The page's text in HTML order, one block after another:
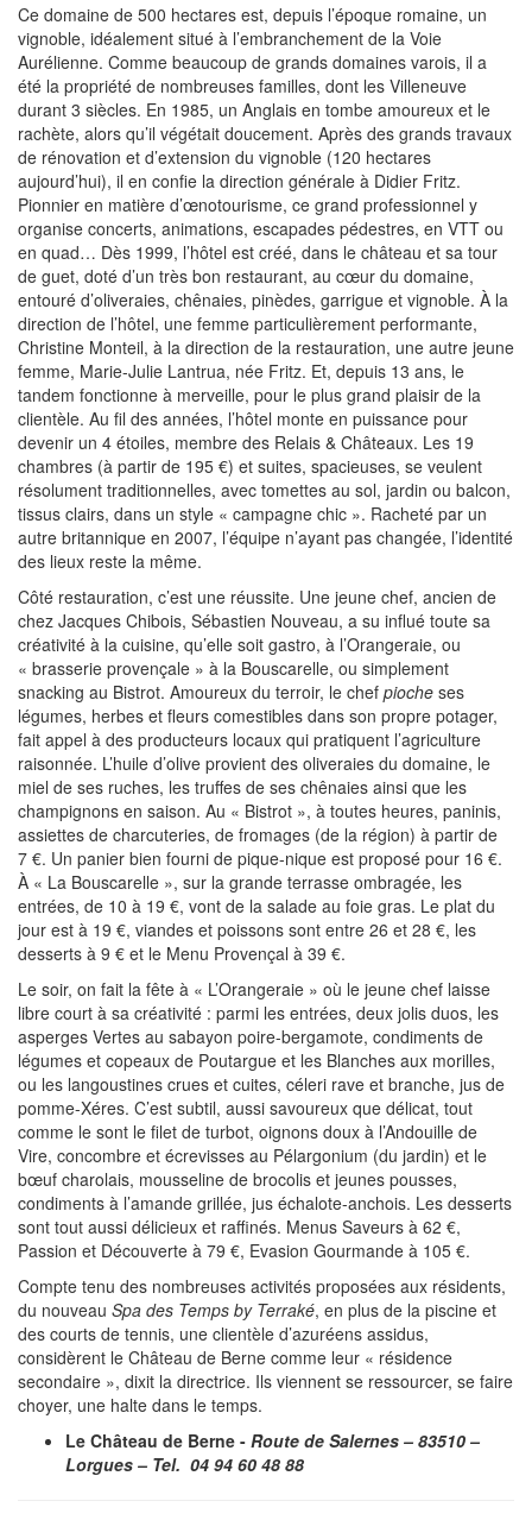
Ce domaine de 500 hectares est, depuis l’époque romaine, un
vignoble, idéalement situé à l’embranchement de la Voie
Aurélienne. Comme beaucoup de grands domaines varois, il a
été la propriété de nombreuses familles, dont les Villeneuve
durant 3 siècles. En 1985, un Anglais en tombe amoureux et le
rachète, alors qu’il végétait doucement. Après des grands travaux
de rénovation et d’extension du vignoble (120 hectares
aujourd’hui), il en confie la direction générale à Didier Fritz.
Pionnier en matière d’œnotourisme, ce grand professionnel y
organise concerts, animations, escapades pédestres, en VTT ou
en quad… Dès 1999, l’hôtel est créé, dans le château et sa tour
de guet, doté d’un très bon restaurant, au cœur du domaine,
entouré d’oliveraies, chênaies, pinèdes, garrigue et vignoble. À la
direction de l’hôtel, une femme particulièrement performante,
Christine Monteil, à la direction de la restauration, une autre jeune
femme, Marie-Julie Lantrua, née Fritz. Et, depuis 13 ans, le
tandem fonctionne à merveille, pour le plus grand plaisir de la
clientèle. Au fil des années, l’hôtel monte en puissance pour
devenir un 4 étoiles, membre des Relais & Châteaux. Les 19
chambres (à partir de 195 €) et suites, spacieuses, se veulent
résolument traditionnelles, avec tomettes au sol, jardin ou balcon,
tissus clairs, dans un style « campagne chic ». Racheté par un
autre britannique en 2007, l’équipe n’ayant pas changée, l’identité
des lieux reste la même.
Côté restauration, c’est une réussite. Une jeune chef, ancien de
chez Jacques Chibois, Sébastien Nouveau, a su influé toute sa
créativité à la cuisine, qu’elle soit gastro, à l’Orangeraie, ou
« brasserie provençale » à la Bouscarelle, ou simplement
snacking au Bistrot. Amoureux du terroir, le chef pioche ses
légumes, herbes et fleurs comestibles dans son propre potager,
fait appel à des producteurs locaux qui pratiquent l’agriculture
raisonnée. L’huile d’olive provient des oliveraies du domaine, le
miel de ses ruches, les truffes de ses chênaies ainsi que les
champignons en saison. Au « Bistrot », à toutes heures, paninis,
assiettes de charcuteries, de fromages (de la région) à partir de
7 €. Un panier bien fourni de pique-nique est proposé pour 16 €.
À « La Bouscarelle », sur la grande terrasse ombragée, les
entrées, de 10 à 19 €, vont de la salade au foie gras. Le plat du
jour est à 19 €, viandes et poissons sont entre 26 et 28 €, les
desserts à 9 € et le Menu Provençal à 39 €.
Le soir, on fait la fête à « L’Orangeraie » où le jeune chef laisse
libre court à sa créativité : parmi les entrées, deux jolis duos, les
asperges Vertes au sabayon poire-bergamote, condiments de
légumes et copeaux de Poutargue et les Blanches aux morilles,
ou les langoustines crues et cuites, céleri rave et branche, jus de
pomme-Xéres. C’est subtil, aussi savoureux que délicat, tout
comme le sont le filet de turbot, oignons doux à l’Andouille de
Vire, concombre et écrevisses au Pélargonium (du jardin) et le
bœuf charolais, mousseline de brocolis et jeunes pousses,
condiments à l’amande grillée, jus échalote-anchois. Les desserts
sont tout aussi délicieux et raffinés. Menus Saveurs à 62 €,
Passion et Découverte à 79 €, Evasion Gourmande à 105 €.
Compte tenu des nombreuses activités proposées aux résidents,
du nouveau Spa des Temps by Terraké, en plus de la piscine et
des courts de tennis, une clientèle d’azuréens assidus,
considèrent le Château de Berne comme leur « résidence
secondaire », dixit la directrice. Ils viennent se ressourcer, se faire
choyer, une halte dans le temps.
Le Château de Berne - Route de Salernes – 83510 –
Lorgues – Tel. 04 94 60 48 88